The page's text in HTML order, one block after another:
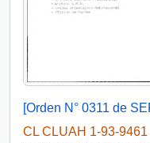
CL CLUAH 1-93-9461